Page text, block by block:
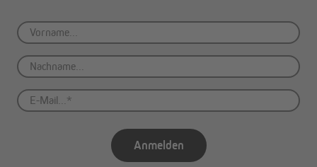
verfügbar in mehr als dreißig Farben.
Horizontale Stege, ein Aluminiummechanismus und eine
Kunststoffkette sorgen für eine leichte und fließende Bedienung
der Fensterabdeckung. Zusätzlich ist sie mit einem speziellen
Sicherheitssystem für die jüngsten Haushaltsmitglieder
ausgestattet.
Das Elegance Raffrollo kann befestigt werden an:
dem Fensterrahmen
Anmelden